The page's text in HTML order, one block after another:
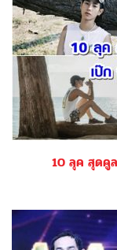
10 ลุค สุดคู